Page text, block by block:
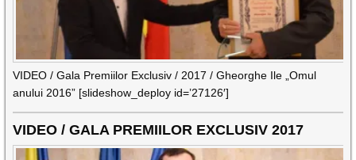
VIDEO / Gala Premiilor Exclusiv / 2017 / Gheorghe Ile „Omul
anului 2016” [slideshow_deploy id=’27126′]
VIDEO / GALA PREMIILOR EXCLUSIV 2017